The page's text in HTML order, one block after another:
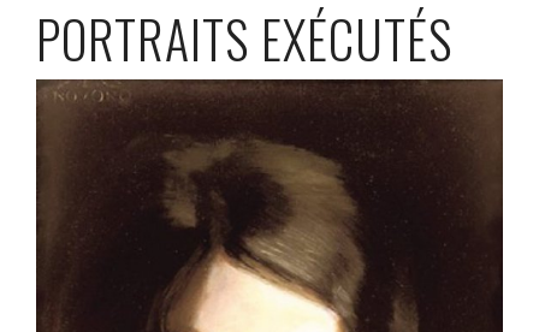
PORTRAITS EXÉCUTÉS